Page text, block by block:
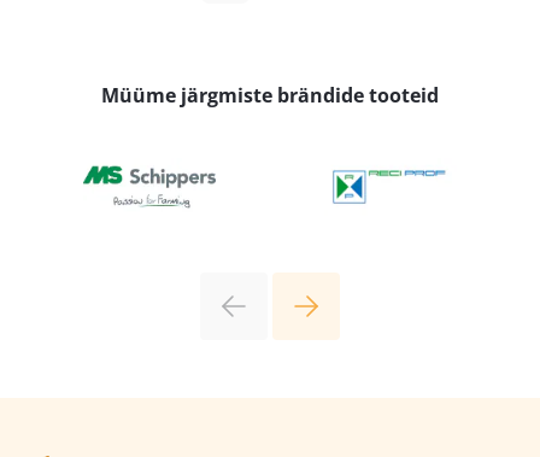
Müüme järgmiste brändide tooteid